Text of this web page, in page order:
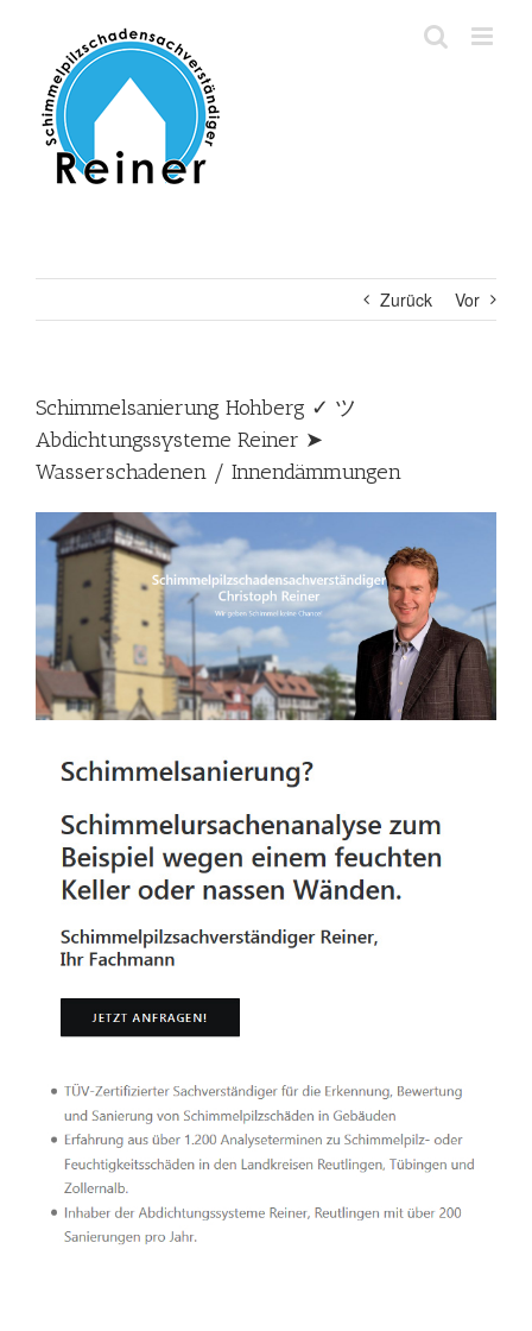
springen
Zurück Vor
Schimmelsanierung Hohberg ✓ ツ
Abdichtungssysteme Reiner ➤
Wasserschadenen / Innendämmungen